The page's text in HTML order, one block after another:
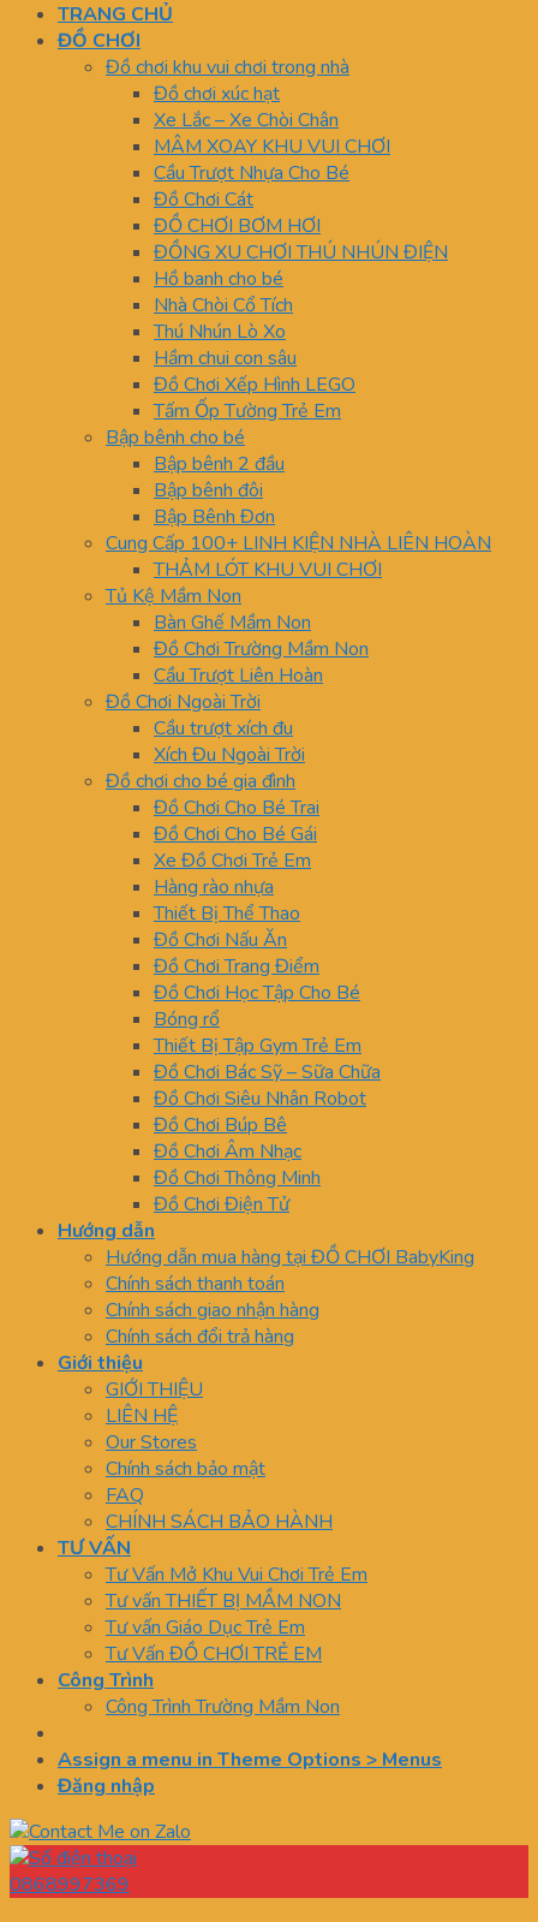
TRANG CHỦ
ĐỒ CHƠI
Đồ chơi khu vui chơi trong nhà
Đồ chơi xúc hạt
Xe Lắc – Xe Chòi Chân
MÂM XOAY KHU VUI CHƠI
Cầu Trượt Nhựa Cho Bé
Đồ Chơi Cát
ĐỒ CHƠI BƠM HƠI
ĐỒNG XU CHƠI THÚ NHÚN ĐIỆN
Hồ banh cho bé
Nhà Chòi Cổ Tích
Thú Nhún Lò Xo
Hầm chui con sâu
Đồ Chơi Xếp Hình LEGO
Tấm Ốp Tường Trẻ Em
Bập bênh cho bé
Bập bênh 2 đầu
Bập bênh đôi
Bập Bênh Đơn
Cung Cấp 100+ LINH KIỆN NHÀ LIÊN HOÀN
THẢM LÓT KHU VUI CHƠI
Tủ Kệ Mầm Non
Bàn Ghế Mầm Non
Đồ Chơi Trường Mầm Non
Cầu Trượt Liên Hoàn
Đồ Chơi Ngoài Trời
Cầu trượt xích đu
Xích Đu Ngoài Trời
Đồ chơi cho bé gia đình
Đồ Chơi Cho Bé Trai
Đồ Chơi Cho Bé Gái
Xe Đồ Chơi Trẻ Em
Hàng rào nhựa
Thiết Bị Thể Thao
Đồ Chơi Nấu Ăn
Đồ Chơi Trang Điểm
Đồ Chơi Học Tập Cho Bé
Bóng rổ
Thiết Bị Tập Gym Trẻ Em
Đồ Chơi Bác Sỹ – Sữa Chữa
Đồ Chơi Siêu Nhân Robot
Đồ Chơi Búp Bê
Đồ Chơi Âm Nhạc
Đồ Chơi Thông Minh
Đồ Chơi Điện Tử
Hướng dẫn
Hướng dẫn mua hàng tại ĐỒ CHƠI BabyKing
Chính sách thanh toán
Chính sách giao nhận hàng
Chính sách đổi trả hàng
Giới thiệu
GIỚI THIỆU
LIÊN HỆ
Our Stores
Chính sách bảo mật
FAQ
CHÍNH SÁCH BẢO HÀNH
TƯ VẤN
Tư Vấn Mở Khu Vui Chơi Trẻ Em
Tư vấn THIẾT BỊ MẦM NON
Tư vấn Giáo Dục Trẻ Em
Tư Vấn ĐỒ CHƠI TRẺ EM
Công Trình
Công Trình Trường Mầm Non
Assign a menu in Theme Options > Menus
Đăng nhập
0868997369